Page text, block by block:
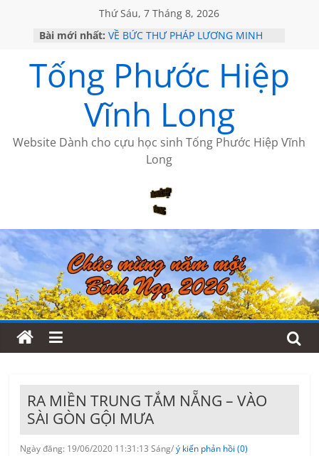
Thứ Sáu, 7 Tháng 8, 2026
Bài mới nhất: VỀ BỨC THƯ PHÁP LƯƠNG MINH
HỌC SỬ HỒI XƯA
MỘT ĐỜI ĐI QUA NHỮNG TRANG
SÁCH
BẤT CHỢT CỦA CHÂU LỆ DUNG
CÀ PHÊ NGẮM NÚI
Tống Phước Hiệp
Vĩnh Long
Website Dành cho cựu học sinh Tống Phước Hiệp Vĩnh
Long
RA MIỀN TRUNG TẮM NẴNG – VÀO
SÀI GÒN GỘI MƯA
Ngày đăng: 19/06/2020 11:31:13 Sáng/ý kiến phản hồi (0)